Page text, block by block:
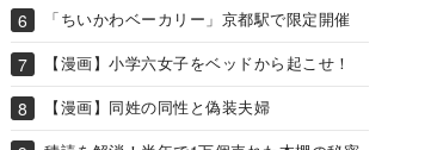
「ちいかわベーカリー」京都駅で限定開催
【漫画】小学六女子をベッドから起こせ！
【漫画】同姓の同性と偽装夫婦